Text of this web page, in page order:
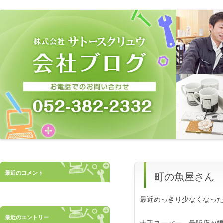
サトースクリュウの会社ブログ
町の魚屋さん
最近めっきり少なくなっ
最近のコメント
最近のエントリー